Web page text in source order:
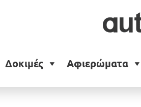
Δοκιμές Αφιερώματα